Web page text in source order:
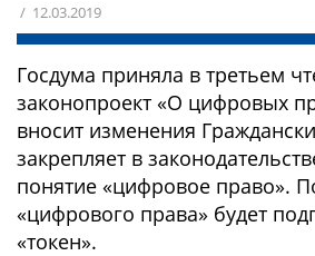
/ 12.03.2019
Госдума приняла в третьем
законопроект «О цифровых
вносит изменения
закрепляет в
понятие «цифровое право».
«цифрового права» будет
«токен».